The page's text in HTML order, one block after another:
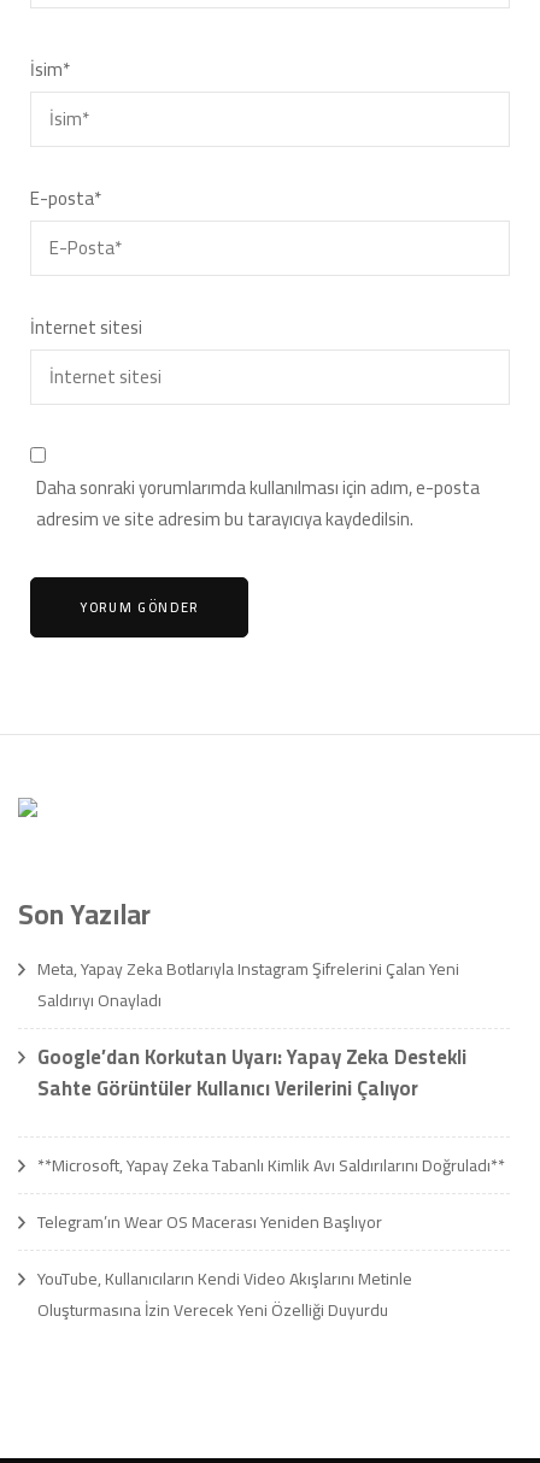
İsim*
E-posta*
İnternet sitesi
Daha sonraki yorumlarımda kullanılması için adım, e-posta
adresim ve site adresim bu tarayıcıya kaydedilsin.
Son Yazılar
Meta, Yapay Zeka Botlarıyla Instagram Şifrelerini Çalan Yeni
Saldırıyı Onayladı
Google’dan Korkutan Uyarı: Yapay Zeka Destekli
Sahte Görüntüler Kullanıcı Verilerini Çalıyor
**Microsoft, Yapay Zeka Tabanlı Kimlik Avı Saldırılarını Doğruladı**
Telegram’ın Wear OS Macerası Yeniden Başlıyor
YouTube, Kullanıcıların Kendi Video Akışlarını Metinle
Oluşturmasına İzin Verecek Yeni Özelliği Duyurdu